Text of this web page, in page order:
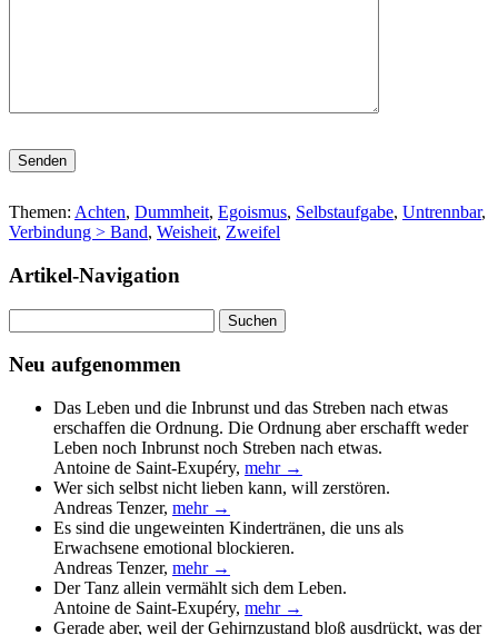
Bitte lasse dieses Feld leer.
Themen: Achten, Dummheit, Egoismus, Selbstaufgabe, Untrennbar,
Verbindung > Band, Weisheit, Zweifel
Artikel-Navigation
nach:
Neu aufgenommen
Das Leben und die Inbrunst und das Streben nach etwas
erschaffen die Ordnung. Die Ordnung aber erschafft weder
Leben noch Inbrunst noch Streben nach etwas.
Antoine de Saint-Exupéry, mehr →
Wer sich selbst nicht lieben kann, will zerstören.
Andreas Tenzer, mehr →
Es sind die ungeweinten Kindertränen, die uns als
Erwachsene emotional blockieren.
Andreas Tenzer, mehr →
Der Tanz allein vermählt sich dem Leben.
Antoine de Saint-Exupéry, mehr →
Gerade aber, weil der Gehirnzustand bloß ausdrückt, was der